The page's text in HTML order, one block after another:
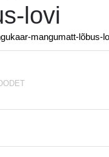
lovi
mangumatt-lõbus-